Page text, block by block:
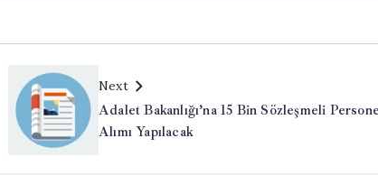
Next
Adalet Bakanlığı’na 15 Bin Sözleşmeli
Alımı Yapılacak